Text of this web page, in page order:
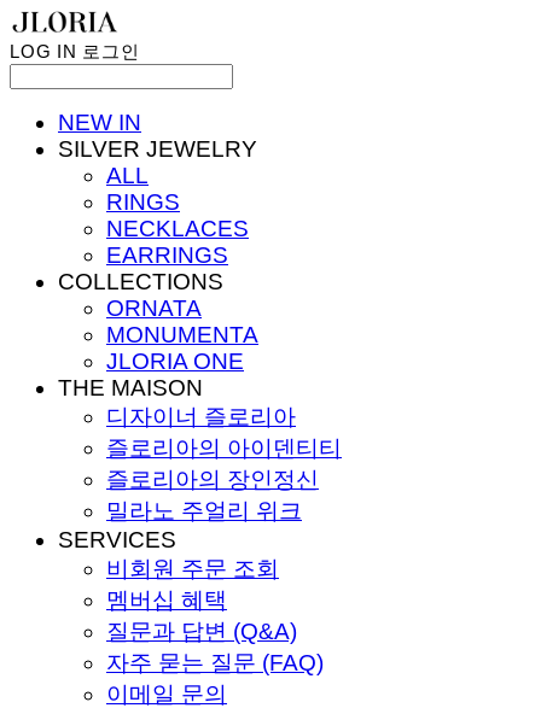
LOG IN 로그인
NEW IN
SILVER JEWELRY
ALL
RINGS
NECKLACES
EARRINGS
COLLECTIONS
ORNATA
MONUMENTA
JLORIA ONE
THE MAISON
디자이너 즐로리아
즐로리아의 아이덴티티
즐로리아의 장인정신
밀라노 주얼리 위크
SERVICES
비회원 주문 조회
멤버십 혜택
질문과 답변 (Q&A)
자주 묻는 질문 (FAQ)
이메일 문의